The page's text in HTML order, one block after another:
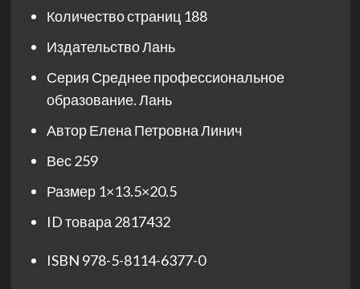
Количество страниц 188
ИздательствоЛань
Серия Среднее профессиональное
образование. Лань
АвторЕлена Петровна Линич
Вес259
Размер 1×13.5×20.5
ID товара 2817432
ISBN 978-5-8114-6377-0